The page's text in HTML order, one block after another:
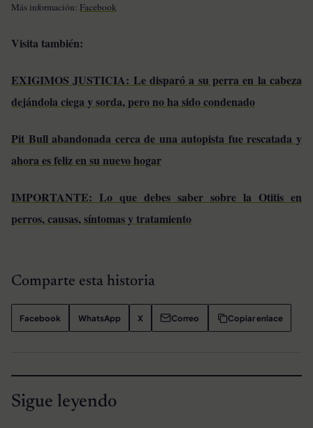
Más información: Facebook
Visita también:
EXIGIMOS JUSTICIA: Le disparó a su perra en la cabeza
dejándola ciega y sorda, pero no ha sido condenado
Pit Bull abandonada cerca de una autopista fue rescatada y
ahora es feliz en su nuevo hogar
IMPORTANTE: Lo que debes saber sobre la Otitis en
perros, causas, síntomas y tratamiento
Comparte esta historia
Facebook WhatsApp X Correo Copiar enlace
Sigue leyendo